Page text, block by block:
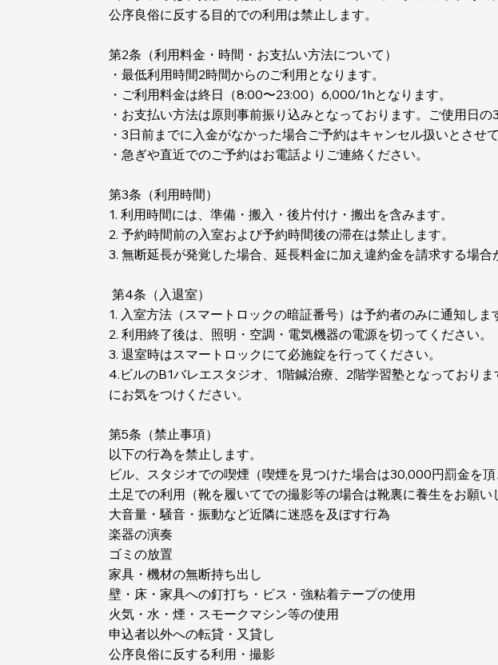
公序良俗に反する目的での利用は禁止します。
第2条（利用料金・時間・お支払い方法について）
・最低利用時間2時間からのご利用となります。
・ご利用料金は終日（8:00〜23:00）6,000/1hとなります。
・お支払い方法は原則事前振り込みとなっております。ご使用日
・3日前までに入金がなかった場合ご予約はキャンセル扱いとさせ
・急ぎや直近でのご予約はお電話よりご連絡ください。
第3条（利用時間）
1. 利用時間には、準備・搬入・後片付け・搬出を含みます。
2. 予約時間前の入室および予約時間後の滞在は禁止します。
3. 無断延長が発覚した場合、延長料金に加え違約金を請求する場合
第4条（入退室）
1. 入室方法（スマートロックの暗証番号）は予約者のみに通知しま
2. 利用終了後は、照明・空調・電気機器の電源を切ってください。
3. 退室時はスマートロックにて必施錠を行ってください。
4.ビルのB1バレエスタジオ、1階鍼治療、2階学習塾となっており
にお気をつけください。
第5条（禁止事項）
以下の行為を禁止します。
ビル、スタジオでの喫煙（喫煙を見つけた場合は30,000円罰金を頂
土足での利用（靴を履いてでの撮影等の場合は靴裏に養生をお願い
大音量・騒音・振動など近隣に迷惑を及ぼす行為
楽器の演奏
ゴミの放置
家具・機材の無断持ち出し
壁・床・家具への釘打ち・ビス・強粘着テープの使用
火気・水・煙・スモークマシン等の使用
申込者以外への転貸・又貸し
公序良俗に反する利用・撮影